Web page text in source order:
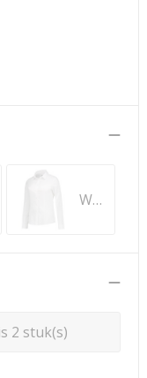
White
2 stuk(s)